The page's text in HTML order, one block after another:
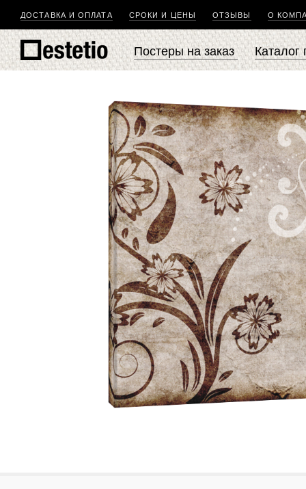
ДОСТАВКА И ОПЛАТА СРОКИ И ЦЕНЫ ОТЗЫВЫ О
Постеры на заказ Каталог